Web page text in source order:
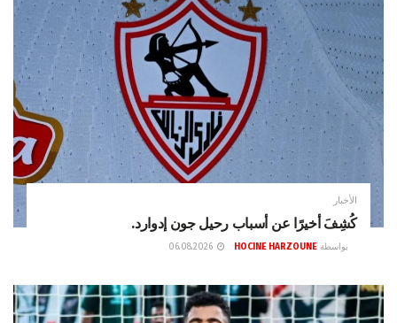
الأخبار
كُشِفَ أخيرًا عن أسباب رحيل جون إدوارد.
بواسطة HOCINE HARZOUNE